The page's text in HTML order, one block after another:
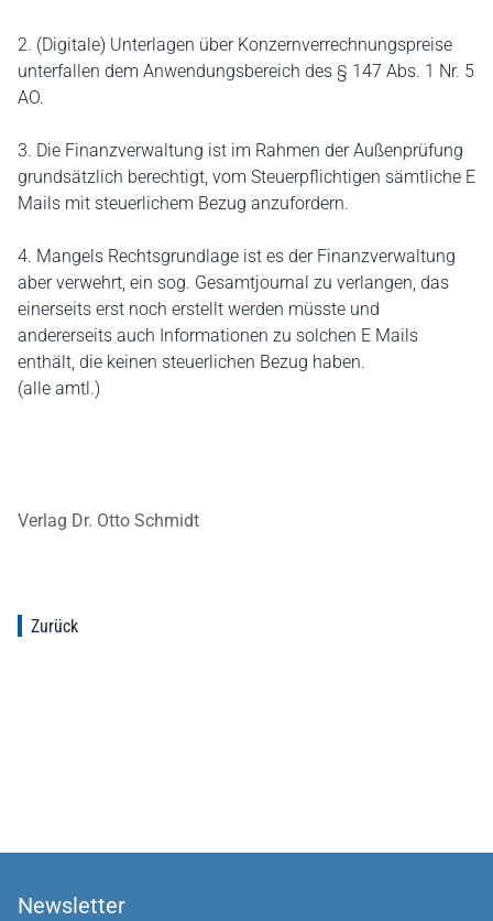
2. (Digitale) Unterlagen über Konzernverrechnungspreise
unterfallen dem Anwendungsbereich des § 147 Abs. 1 Nr. 5
AO.
3. Die Finanzverwaltung ist im Rahmen der Außenprüfung
grundsätzlich berechtigt, vom Steuerpflichtigen sämtliche E
Mails mit steuerlichem Bezug anzufordern.
4. Mangels Rechtsgrundlage ist es der Finanzverwaltung
aber verwehrt, ein sog. Gesamtjournal zu verlangen, das
einerseits erst noch erstellt werden müsste und
andererseits auch Informationen zu solchen E Mails
enthält, die keinen steuerlichen Bezug haben.
(alle amtl.)
Verlag Dr. Otto Schmidt
Zurück
Newsletter